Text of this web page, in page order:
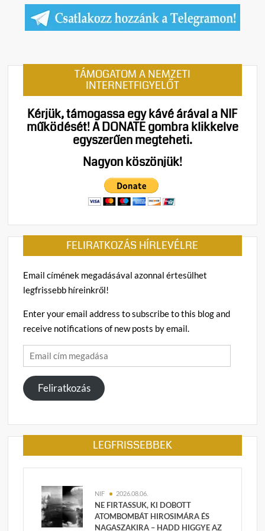
TÁMOGATOM A NEMZETI
INTERNETFIGYELŐT
Kérjük, támogassa egy kávé árával a NIF
működését!A DONATE gombra klikkelve
egyszerűen megteheti.
Nagyon köszönjük!
FELIRATKOZÁS HÍRLEVÉLRE
Email címének megadásával azonnal értesülhet
legfrissebb híreinkről!
Enter your email address to subscribe to this blog and
receive notifications of new posts by email.
Email
cím
megadása
Feliratkozás
LEGFRISSEBBEK
NIF 2026.08.06.
NE FIRTASSUK, KI DOBOTT
ATOMBOMBÁT HIROSIMÁRA ÉS
NAGASZAKIRA – HADD HIGGYE AZ